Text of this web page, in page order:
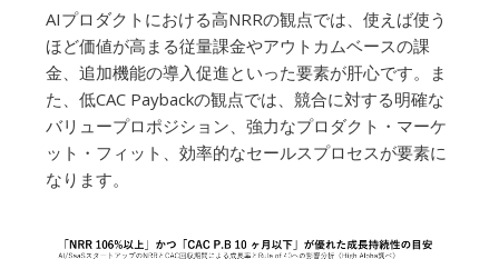
AIプロダクトにおける高NRRの観点では、使えば使う
ほど価値が高まる従量課金やアウトカムベースの課
金、追加機能の導入促進といった要素が肝心です。ま
た、低CAC Paybackの観点では、競合に対する明確な
バリュープロポジション、強力なプロダクト・マーケ
ット・フィット、効率的なセールスプロセスが要素に
なります。